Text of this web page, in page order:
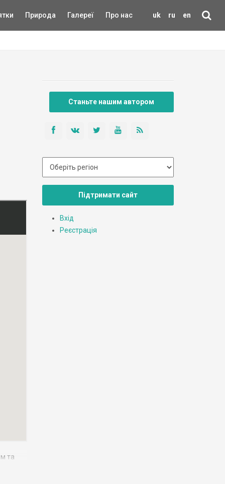
uk ru en
Природа Галереї Про нас
та
Станьте нашим автором
Підтримати сайт
Вхід
Реєстрація